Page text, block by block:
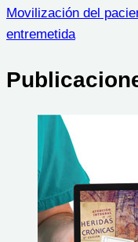
Movilización del
entremetida